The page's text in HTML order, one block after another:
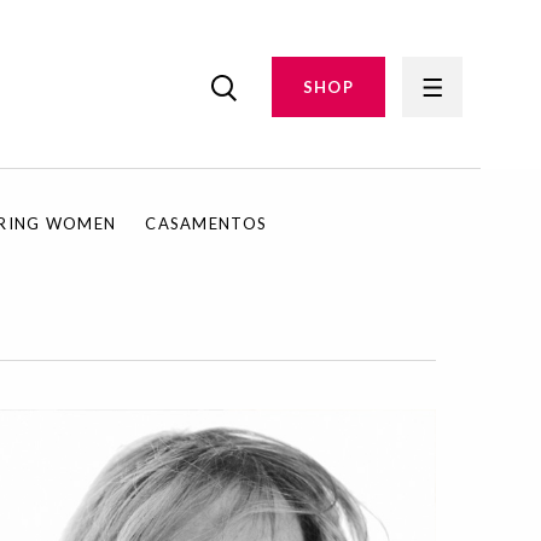
SHOP
WOMEN CASAMENTOS